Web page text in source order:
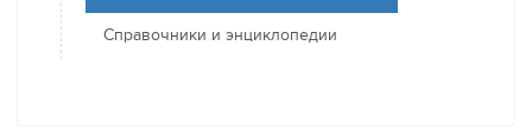
Справочники и энциклопедии